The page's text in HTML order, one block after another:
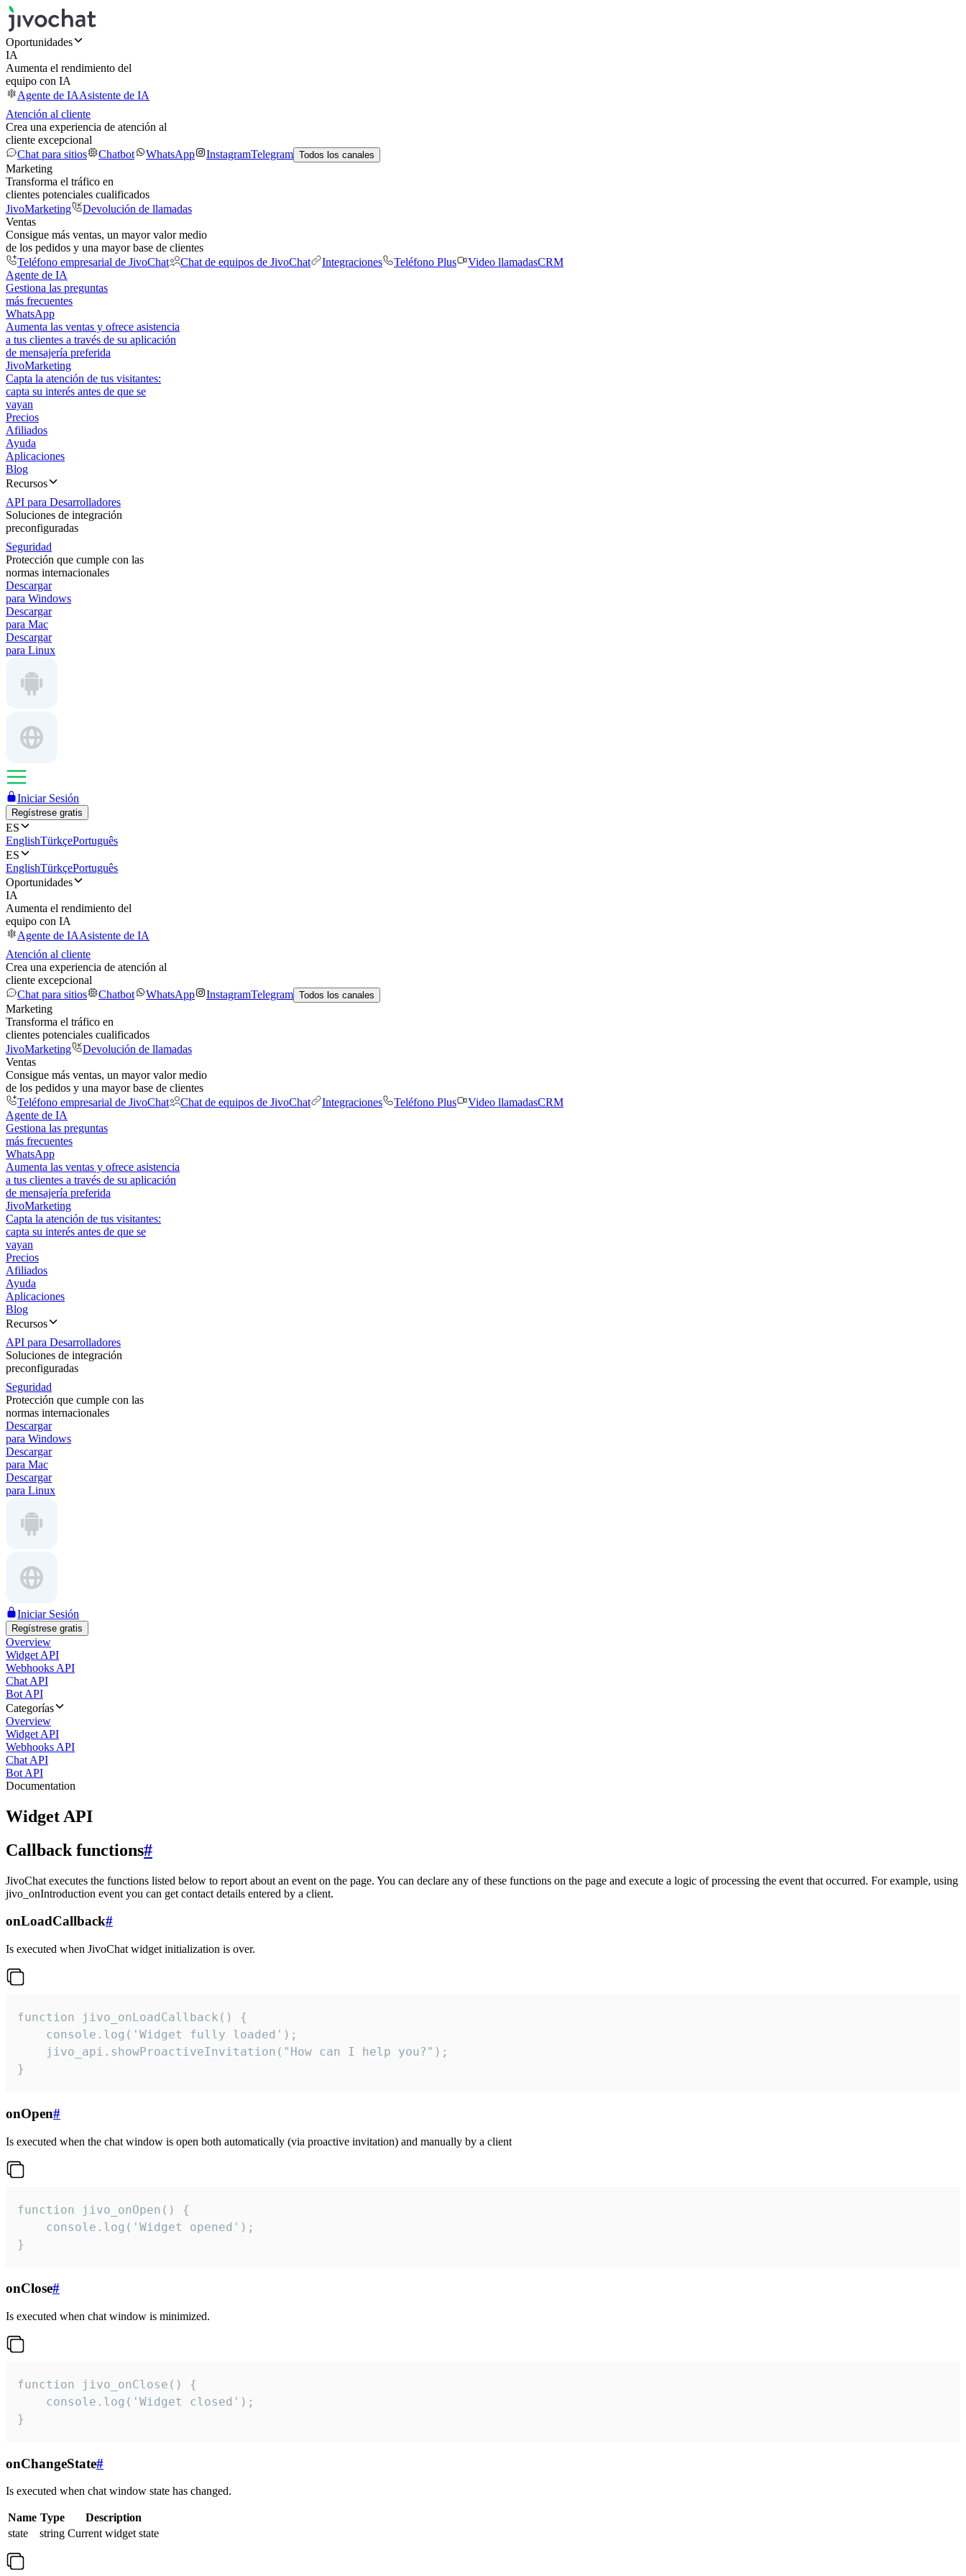
Oportunidades
IA
Aumenta el rendimiento del
equipo con IA
Agente de IAAsistente de IA
Atención al cliente
Crea una experiencia de atención al
cliente excepcional
Chat para sitios
Chatbot WhatsApp InstagramTelegram Todos los canales
Marketing
Transforma el tráfico en
clientes potenciales cualificados
JivoMarketing
Devolución de llamadas
Ventas
Consigue más ventas, un mayor valor medio
de los pedidos y una mayor base de clientes
Teléfono empresarial de JivoChat
Chat de equipos de JivoChat Integraciones Teléfono Plus Video llamadasCRM
Agente de IA
Gestiona las preguntas
más frecuentes
WhatsApp
Aumenta las ventas y ofrece asistencia
a tus clientes a través de su aplicación
de mensajería preferida
JivoMarketing
Capta la atención de tus visitantes:
capta su interés antes de que se
vayan
Precios
Afiliados
Ayuda
Aplicaciones
Blog
Recursos
API para Desarrolladores
Soluciones de integración
preconfiguradas
Seguridad
Protección que cumple con las
normas internacionales
Descargar
para Windows
Descargar
para Mac
Descargar
para Linux
Iniciar Sesión
Regístrese gratis
ES
EnglishTürkçePortuguês
ES
EnglishTürkçePortuguês
Oportunidades
IA
Aumenta el rendimiento del
equipo con IA
Agente de IAAsistente de IA
Atención al cliente
Crea una experiencia de atención al
cliente excepcional
Chat para sitios
Chatbot WhatsApp InstagramTelegram Todos los canales
Marketing
Transforma el tráfico en
clientes potenciales cualificados
JivoMarketing
Devolución de llamadas
Ventas
Consigue más ventas, un mayor valor medio
de los pedidos y una mayor base de clientes
Teléfono empresarial de JivoChat
Chat de equipos de JivoChat Integraciones Teléfono Plus Video llamadasCRM
Agente de IA
Gestiona las preguntas
más frecuentes
WhatsApp
Aumenta las ventas y ofrece asistencia
a tus clientes a través de su aplicación
de mensajería preferida
JivoMarketing
Capta la atención de tus visitantes:
capta su interés antes de que se
vayan
Precios
Afiliados
Ayuda
Aplicaciones
Blog
Recursos
API para Desarrolladores
Soluciones de integración
preconfiguradas
Seguridad
Protección que cumple con las
normas internacionales
Descargar
para Windows
Descargar
para Mac
Descargar
para Linux
Iniciar Sesión
Regístrese gratis
Overview
Widget API
Webhooks API
Chat API
Bot API
Categorías
Overview
Widget API
Webhooks API
Chat API
Bot API
Documentation
Widget API
Callback functions#
JivoChat executes the functions listed below to report about an event on the page. You can declare any of these functions on the page and execute a logic of processing the event that occurred. For example, using
jivo_onIntroduction event you can get contact details entered by a client.
onLoadCallback#
Is executed when JivoChat widget initialization is over.
function jivo_onLoadCallback() {
    console.log('Widget fully loaded');
    jivo_api.showProactiveInvitation("How can I help you?");
}
onOpen#
Is executed when the chat window is open both automatically (via proactive invitation) and manually by a client
function jivo_onOpen() {
    console.log('Widget opened');
}
onClose#
Is executed when chat window is minimized.
function jivo_onClose() {
    console.log('Widget closed');
}
onChangeState#
Is executed when chat window state has changed.
Name Type
Description
state
string Current widget state